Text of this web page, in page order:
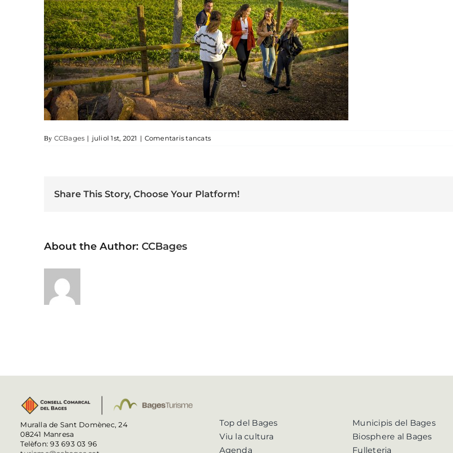
By CCBages | juliol 1st, 2021 | Comentaris tancatsa collbaix_elmoli_octubre_fortuny-2255
Share This Story, Choose Your Platform!
About the Author: CCBages
Muralla de Sant Domènec, 24
08241 Manresa
Telèfon: 93 693 03 96
Top del Bages
Viu la cultura
Agenda
Municipis del Bages
Biosphere al Bages
Fulleteria